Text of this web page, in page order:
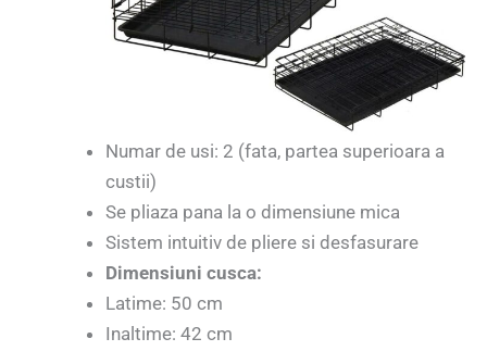
Numar de usi: 2 (fata, partea superioara a
custii)
Se pliaza pana la o dimensiune mica
Sistem intuitiv de pliere si desfasurare
Dimensiuni cusca:
Latime: 50 cm
Inaltime: 42 cm